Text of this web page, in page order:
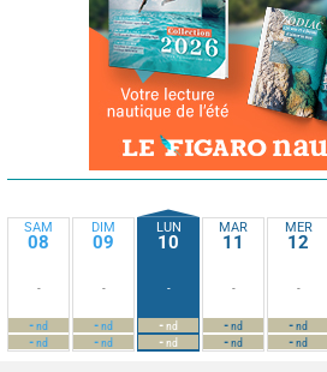
SAM
08
-
-nd
-nd
DIM
09
-
-nd
-nd
LUN
10
-
-nd
-nd
MAR
11
-
-nd
-nd
MER
12
-
-nd
-nd